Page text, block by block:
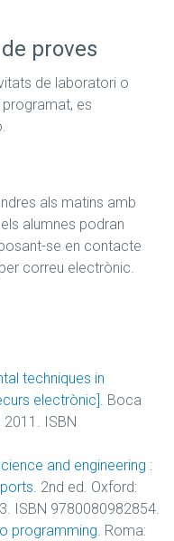
proves
de laboratori o
es
als matins amb
alumnes podran
se en contacte
correu electrònic.
techniques in
electrònic]. Boca
2011. ISBN
and engineering :
2nd ed. Oxford:
ISBN 9780080982854.
programming. Roma: